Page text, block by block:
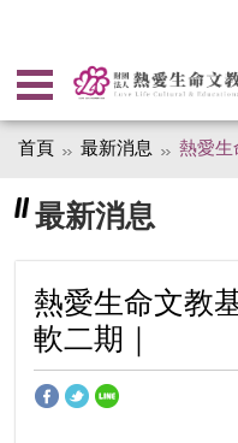
首頁 最新消息 熱愛生
最新消息
熱愛生命文教
軟二期｜